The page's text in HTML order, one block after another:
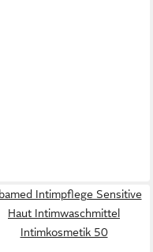
Intimpflege Sensitive
Haut Intimwaschmittel
Intimkosmetik 50